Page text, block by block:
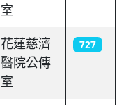
室
花蓮慈濟
醫院公傳
室
727